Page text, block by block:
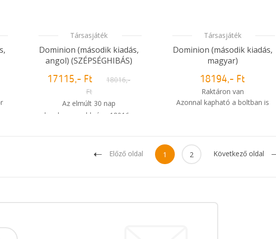
Társasjáték
Dominion (második kiadás,
angol) (SZÉPSÉGHIBÁS)
17115,- Ft
18016,-
Ft
Az elmúlt 30 nap
legalacsonyabb ára: 18016,-
Raktáron van
Azonnal kapható a boltban is
Társasjáték
Dominion (második kiadás,
magyar)
18194,- Ft
Raktáron van
Azonnal kapható a boltban is
rendelésem?
Előző oldal 1 2 Következő oldal